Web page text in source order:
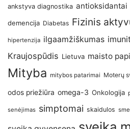
ankstyva diagnostika antioksidantai
demencija Diabetas Fizinis
hipertenzija ilgaamžiškumas
Kraujospūdis Lietuva maisto
Mityba mitybos patarimai Moterų
odos priežiūra omega-3 Onkologija
senėjimas simptomai skaidulos